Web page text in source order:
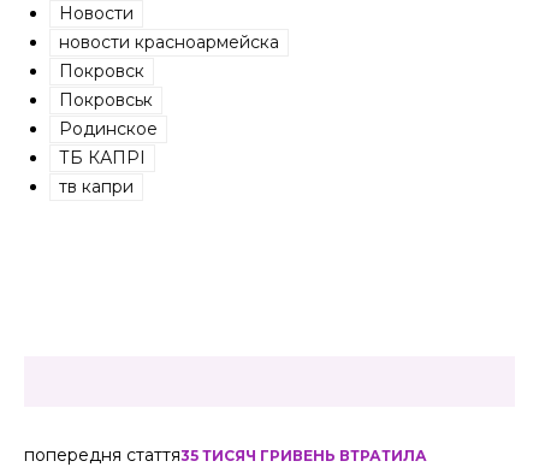
Новости
новости красноармейска
Покровск
Покровськ
Родинское
ТБ КАПРІ
тв капри
попередня стаття35 ТИСЯЧ ГРИВЕНЬ ВТРАТИЛА